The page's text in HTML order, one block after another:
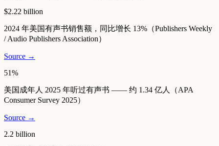
$2.22 billion
2024 年美国有声书销售额，同比增长 13%（Publishers Weekly
/ Audio Publishers Association）
Source →
51%
美国成年人 2025 年听过有声书 —— 约 1.34 亿人（APA
Consumer Survey 2025）
Source →
2.2 billion